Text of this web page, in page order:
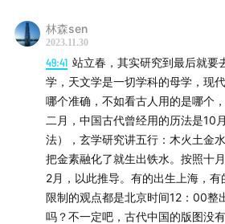
> 如果你喜欢我们，记得在 Apple
林森sen
2023.11.30
49:41 站立春，其实研究到最后就要
学，天文学是一切学科的母学，现
哪个准确，不如看古人用的是哪个
二月，中国古代曾经用的历法是10
法），玄学研究讲五行：木火土金
把金素融化了就生出铁水。按照十
2月，以此推导。有的出生上海，
限制的观点都是北京时间12：00整
吗？不一定吧，古代中国的版图没